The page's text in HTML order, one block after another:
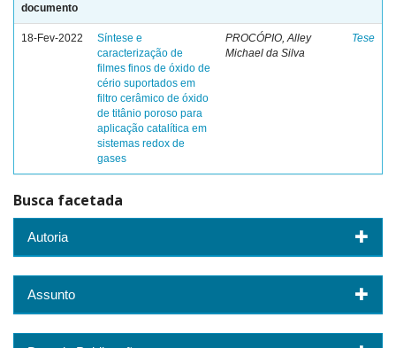
documento
18-Fev-2022
Síntese e
caracterização de
filmes finos de óxido de
cério suportados em
filtro cerâmico de óxido
de titânio poroso para
aplicação catalítica em
sistemas redox de
gases
PROCÓPIO, Alley
Michael da Silva
Tese
Busca facetada
Autoria
Assunto